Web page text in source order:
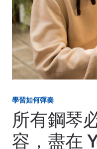
學習如何彈奏
所有鋼琴
容，盡在